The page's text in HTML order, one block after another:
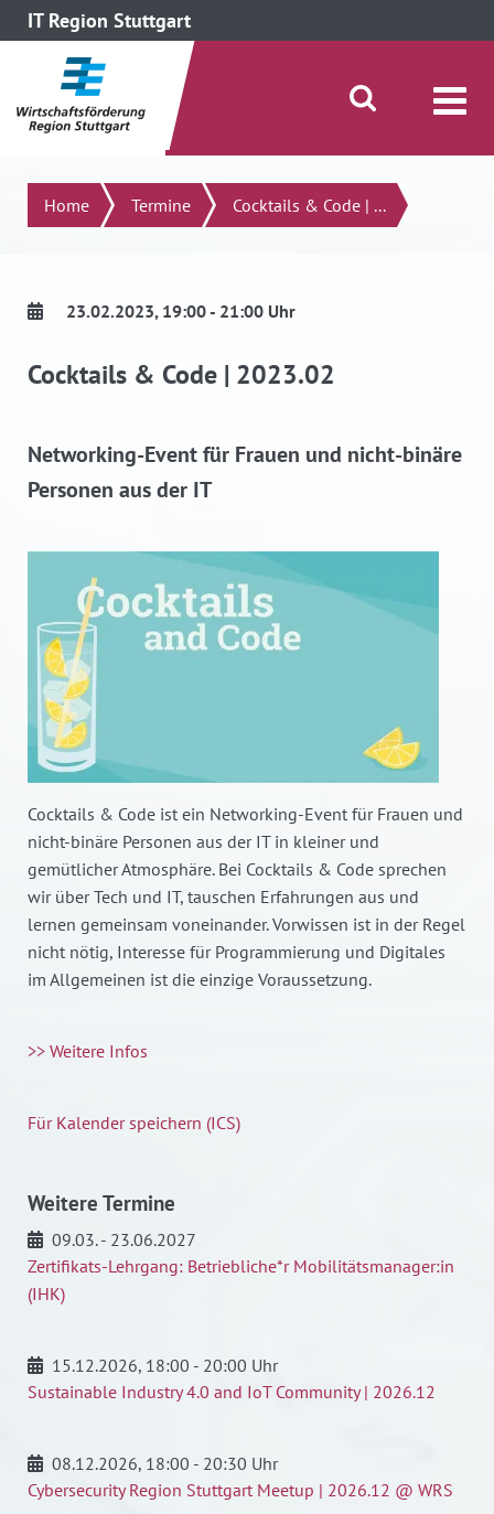
IT Region Stuttgart
direkt zum Inhalt dieser Seite
direkt zum Menü springen
Suche öffnen/schließen
Suchen
Home Termine Cocktails & Code | ...
23.02.2023, 19:00 - 21:00 Uhr
Cocktails & Code | 2023.02
Networking-Event für Frauen und nicht-binäre
Personen aus der IT
Cocktails & Code ist ein Networking-Event für Frauen und
nicht-binäre Personen aus der IT in kleiner und
gemütlicher Atmosphäre. Bei Cocktails & Code sprechen
wir über Tech und IT, tauschen Erfahrungen aus und
lernen gemeinsam voneinander. Vorwissen ist in der Regel
nicht nötig, Interesse für Programmierung und Digitales
im Allgemeinen ist die einzige Voraussetzung.
>> Weitere Infos
Für Kalender speichern (ICS)
Weitere Termine
09.03. - 23.06.2027
Zertifikats-Lehrgang: Betriebliche*r Mobilitätsmanager:in
(IHK)
15.12.2026, 18:00 - 20:00 Uhr
Sustainable Industry 4.0 and IoT Community | 2026.12
08.12.2026, 18:00 - 20:30 Uhr
Cybersecurity Region Stuttgart Meetup | 2026.12 @ WRS